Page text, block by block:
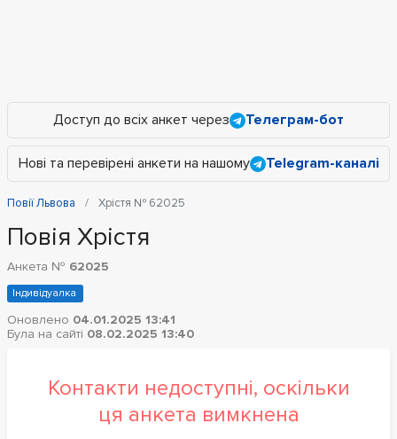
Доступ до всіх анкет через Телеграм-бот
Нові та перевірені анкети на нашому Telegram-каналі
Повії Львова Хрістя № 62025
Повія Хрістя
Анкета № 62025
Індивідуалка
Оновлено 04.01.2025 13:41
Була на сайті 08.02.2025 13:40
Контакти недоступні, оскільки
ця анкета вимкнена